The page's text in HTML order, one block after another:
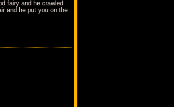
fairy and he crawled
and he put you on the